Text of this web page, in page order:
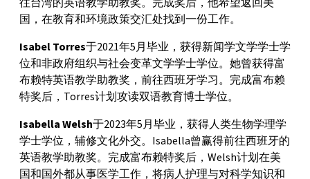
国，在教育和环境政策交汇处找到一份工作。
Isabel Torres于2021年5月毕业，获得新闻学文学学士学
位和非政府组织与社会变革文学学士学位。她曾获得富
布赖特英语教学助教奖，前往西班牙学习。完成富布赖
特奖后，Torres计划攻读双语教育博士学位。
Isabella Welsh于2023年5月毕业，获得人类生物学理学
学士学位，辅修文化外交。Isabella曾赢得前往西班牙的
英语教学助教奖。完成富布赖特奖后，Welsh计划在美
国和国外都从事医学工作，将病人护理与对科学知识和